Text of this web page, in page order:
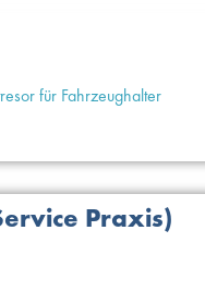
für Fahrzeughalter
Praxis)